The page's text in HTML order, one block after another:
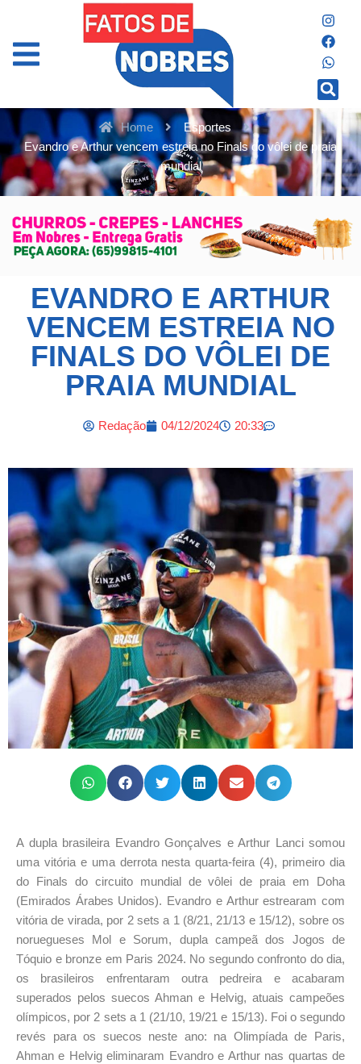
Home
Esportes
Evandro e Arthur vencem estreia no Finals do vôlei de praia
mundial
EVANDRO E ARTHUR
VENCEM ESTREIA NO
FINALS DO VÔLEI DE
PRAIA MUNDIAL
Redação 04/12/2024 20:33
A dupla brasileira Evandro Gonçalves e Arthur Lanci somou
uma vitória e uma derrota nesta quarta-feira (4), primeiro dia
do Finals do circuito mundial de vôlei de praia em Doha
(Emirados Árabes Unidos). Evandro e Arthur estrearam com
vitória de virada, por 2 sets a 1 (8/21, 21/13 e 15/12), sobre os
noruegueses Mol e Sorum, dupla campeã dos Jogos de
Tóquio e bronze em Paris 2024. No segundo confronto do dia,
os brasileiros enfrentaram outra pedreira e acabaram
superados pelos suecos Ahman e Helvig, atuais campeões
olímpicos, por 2 sets a 1 (21/10, 19/21 e 15/13). Foi o segundo
revés para os suecos neste ano: na Olimpíada de Paris,
Ahman e Helvig eliminaram Evandro e Arthur nas quartas de